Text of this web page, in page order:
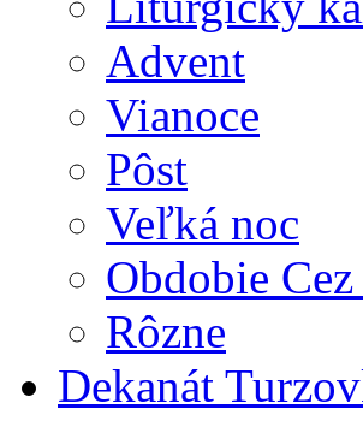
Advent
Vianoce
Pôst
Veľká noc
Obdobie
Rôzne
Dekanát